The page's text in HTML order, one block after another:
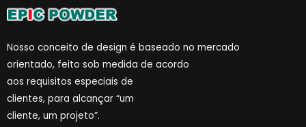
Nosso conceito de design é baseado no mercado
orientado, feito sob medida de acordo
aos requisitos especiais de
clientes, para alcançar “um
cliente, um projeto”.